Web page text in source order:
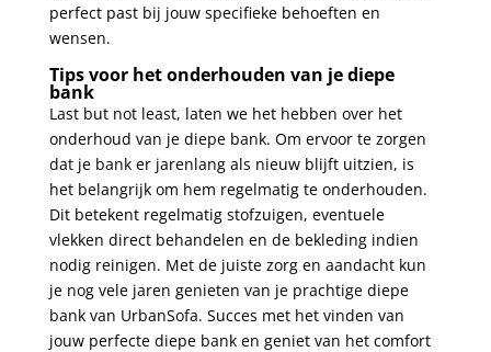
perfect past bij jouw specifieke behoeften en
wensen.
Tips voor het onderhouden van je diepe
bank
Last but not least, laten we het hebben over het
onderhoud van je diepe bank. Om ervoor te zorgen
dat je bank er jarenlang als nieuw blijft uitzien, is
het belangrijk om hem regelmatig te onderhouden.
Dit betekent regelmatig stofzuigen, eventuele
vlekken direct behandelen en de bekleding indien
nodig reinigen. Met de juiste zorg en aandacht kun
je nog vele jaren genieten van je prachtige diepe
bank van UrbanSofa. Succes met het vinden van
jouw perfecte diepe bank en geniet van het comfort